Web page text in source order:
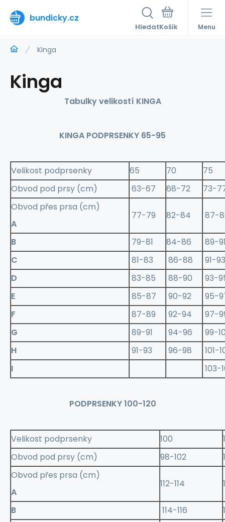
bundicky.cz
Hledat Menu
Kinga
Kinga
Tabulky velikostí KINGA
KINGA PODPRSENKY 65-95
Velikost podprsenky 65 70
75
Obvod pod prsy (cm)
63-67 68-72
73-
Obvod přes prsa (cm)
A
77-79 82-84 87-
B 79-81 84-86
89-
C
81-83 86-88
91-93
D
83-85 88-90
93-
E
85-87 90-92
95-
F
87-89 92-94
97-
G
89-91 94-96
99-
H
91-93 96-98
101-
I
103-
PODPRSENKY 100-120
Velikost podprsenky 100
Obvod pod prsy (cm)
98-102
Obvod přes prsa (cm)
A
112-114
B 114-116